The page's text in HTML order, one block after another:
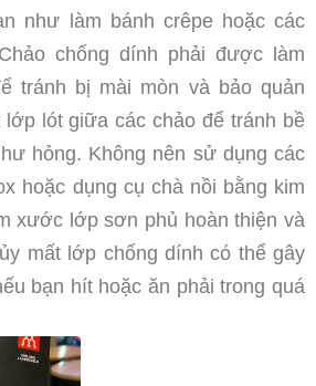
như làm bánh crêpe hoặc các
chống dính phải được làm
tránh bị mài mòn và bảo quản
lớp lót giữa các chảo để tránh bề
hỏng. Không nên sử dụng các
hoặc dụng cụ chà nồi bằng kim
xước lớp sơn phủ hoàn thiện và
mất lớp chống dính có thể gây
bạn hít hoặc ăn phải trong quá